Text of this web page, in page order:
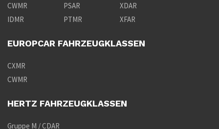
CWMR
IDMR
PSAR
PTMR
XDAR
XFAR
EUROPCAR FAHRZEUGKLASSEN
CXMR
CWMR
HERTZ FAHRZEUGKLASSEN
Gruppe M / CDAR